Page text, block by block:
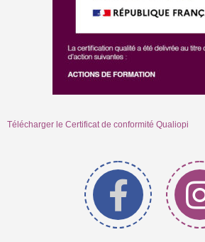
Télécharger le Certificat de conformité Qualiopi